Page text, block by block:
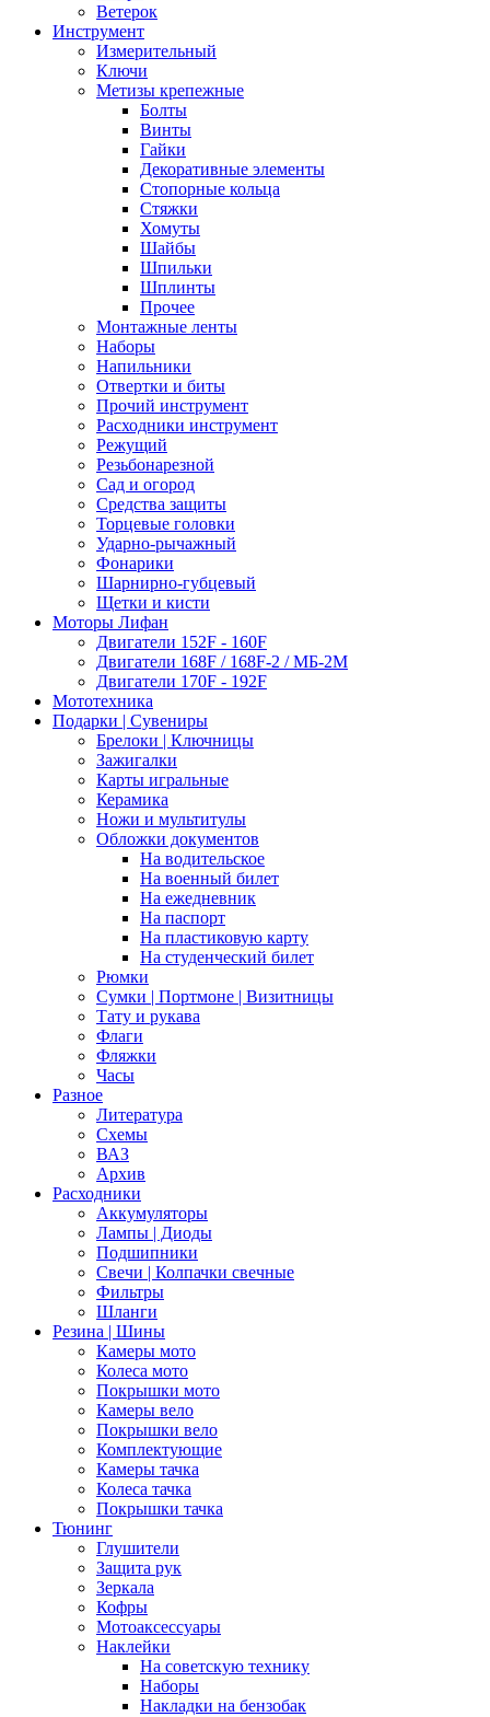
Ветерок
Инструмент
Измерительный
Ключи
Метизы крепежные
Болты
Винты
Гайки
Декоративные элементы
Стопорные кольца
Стяжки
Хомуты
Шайбы
Шпильки
Шплинты
Прочее
Монтажные ленты
Наборы
Напильники
Отвертки и биты
Прочий инструмент
Расходники инструмент
Режущий
Резьбонарезной
Сад и огород
Средства защиты
Торцевые головки
Ударно-рычажный
Фонарики
Шарнирно-губцевый
Щетки и кисти
Моторы Лифан
Двигатели 152F - 160F
Двигатели 168F / 168F-2 / МБ-2М
Двигатели 170F - 192F
Мототехника
Подарки | Сувениры
Брелоки | Ключницы
Зажигалки
Карты игральные
Керамика
Ножи и мультитулы
Обложки документов
На водительское
На военный билет
На ежедневник
На паспорт
На пластиковую карту
На студенческий билет
Рюмки
Сумки | Портмоне | Визитницы
Тату и рукава
Флаги
Фляжки
Часы
Разное
Литература
Схемы
ВАЗ
Архив
Расходники
Аккумуляторы
Лампы | Диоды
Подшипники
Свечи | Колпачки свечные
Фильтры
Шланги
Резина | Шины
Камеры мото
Колеса мото
Покрышки мото
Камеры вело
Покрышки вело
Комплектующие
Камеры тачка
Колеса тачка
Покрышки тачка
Тюнинг
Глушители
Защита рук
Зеркала
Кофры
Мотоаксессуары
Наклейки
На советскую технику
Наборы
Накладки на бензобак